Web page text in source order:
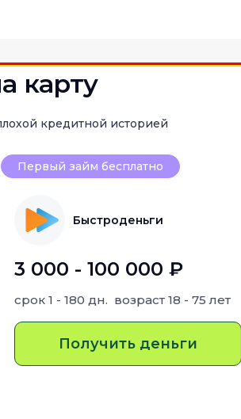
карту
кредитной историей
Первый займ бесплатно
Быстроденьги
3 000 - 100 000 ₽
срок 1 - 180 дн. возраст 18 - 75 лет
Получить деньги